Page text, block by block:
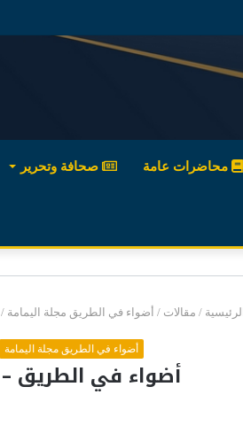
محاضرات عامة صحافة وتحرير
الرئيسية / مقالات / أضواء في الطريق مجلة اليمامة /
أضواء في الطريق مجلة اليمامة
أضواء في الطريق – 463